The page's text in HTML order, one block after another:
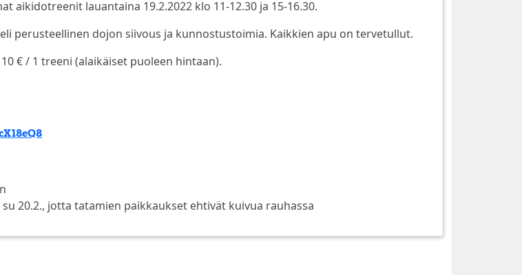
aikidotreenit lauantaina 19.2.2022 klo 11-12.30 ja 15-16.30.
perusteellinen dojon siivous ja kunnostustoimia. Kaikkien apu on tervetullut.
€ / 1 treeni (alaikäiset puoleen hintaan).
20.2., jotta tatamien paikkaukset ehtivät kuivua rauhassa